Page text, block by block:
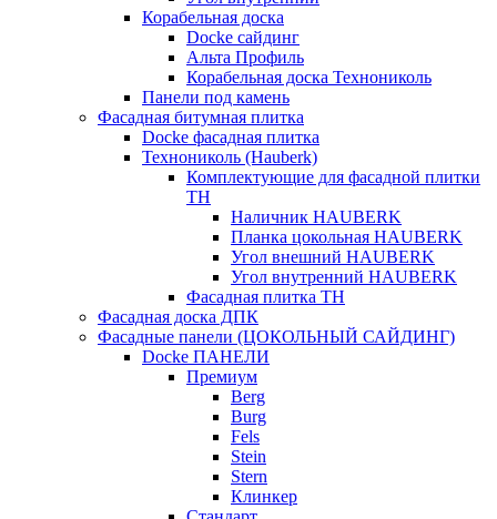
Корабельная доска
Docke сайдинг
Альта Профиль
Корабельная доска Технониколь
Панели под камень
Фасадная битумная плитка
Docke фасадная плитка
Технониколь (Hauberk)
Комплектующие для фасадной плитки
ТН
Наличник HAUBERK
Планка цокольная HAUBERK
Угол внешний HAUBERK
Угол внутренний HAUBERK
Фасадная плитка ТН
Фасадная доска ДПК
Фасадные панели (ЦОКОЛЬНЫЙ САЙДИНГ)
Docke ПАНЕЛИ
Премиум
Berg
Burg
Fels
Stein
Stern
Клинкер